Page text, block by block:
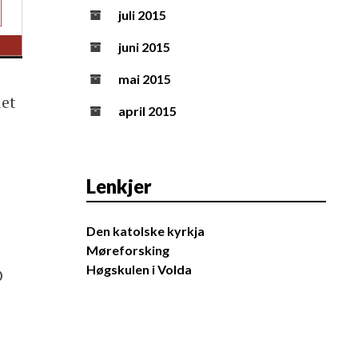
juli 2015
juni 2015
mai 2015
april 2015
Lenkjer
Den katolske kyrkja
Møreforsking
Høgskulen i Volda